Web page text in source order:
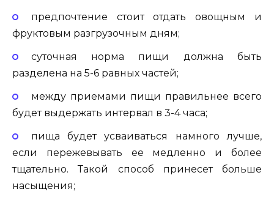
предпочтение стоит отдать овощным и
фруктовым разгрузочным дням;
суточная норма пищи должна быть
разделена на 5-6 равных частей;
между приемами пищи правильнее всего
будет выдержать интервал в 3-4 часа;
пища будет усваиваться намного лучше,
если пережевывать ее медленно и более
тщательно. Такой способ принесет больше
насыщения;